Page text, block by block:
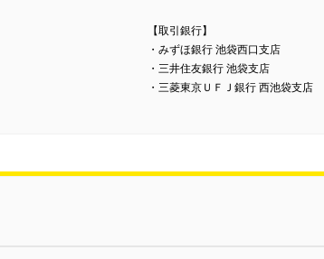
【取引銀行】
・みずほ銀行 池袋西口支店
・三井住友銀行 池袋支店
・三菱東京ＵＦＪ銀行 西池袋支店